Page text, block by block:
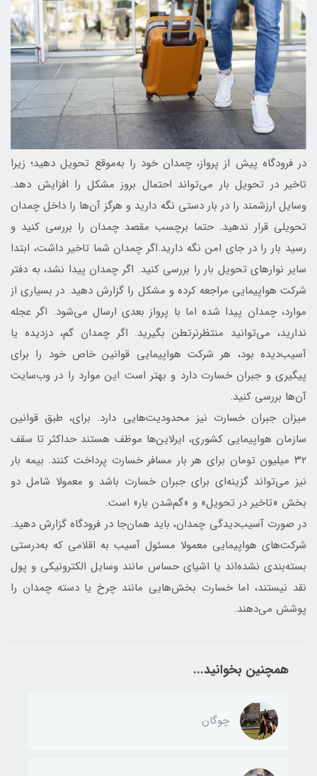
در فرودگاه پیش از پرواز، چمدان خود را به‌موقع تحویل دهید؛ زیرا
تاخیر در تحویل بار می‌تواند احتمال بروز مشکل را افزایش دهد.
وسایل ارزشمند را در بار دستی نگه دارید و هرگز آن‌ها را داخل چمدان
تحویلی قرار ندهید. حتما برچسب مقصد چمدان را بررسی کنید و
رسید بار را در جای امن نگه دارید.اگر چمدان شما تاخیر داشت، ابتدا
سایر نوارهای تحویل بار را بررسی کنید. اگر چمدان پیدا نشد، به دفتر
شرکت هواپیمایی مراجعه کرده و مشکل را گزارش دهید. در بسیاری از
موارد، چمدان پیدا شده اما با پرواز بعدی ارسال می‌شود. اگر عجله
ندارید، می‌توانید منتظرنرتطن بگیرید. اگر چمدان گم، دزدیده یا
آسیب‌دیده بود، هر شرکت هواپیمایی قوانین خاص خود را برای
پیگیری و جبران خسارت دارد و بهتر است این موارد را در وب‌سایت
آن‌ها بررسی کنید.
میزان جبران خسارت نیز محدودیت‌هایی دارد. برای، طبق قوانین
سازمان هواپیمایی کشوری، ایرلاین‌ها موظف هستند حداکثر تا سقف
۳۲ میلیون تومان برای هر بار مسافر خسارت پرداخت کنند. بیمه بار
نیز می‌تواند گزینه‌ای برای جبران خسارت باشد و معمولا شامل دو
بخش «تاخیر در تحویل» و «گم‌شدن بار» است.
در صورت آسیب‌دیدگی چمدان، باید همان‌جا در فرودگاه گزارش دهید.
شرکت‌های هواپیمایی معمولا مسئول آسیب به اقلامی که به‌درستی
بسته‌بندی نشده‌اند یا اشیای حساس مانند وسایل الکترونیکی و پول
نقد نیستند، اما خسارت بخش‌هایی مانند چرخ یا دسته چمدان را
پوشش می‌دهند.
همچنین بخوانید...
چوگان